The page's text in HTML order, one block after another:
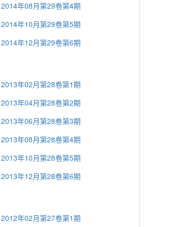
2014年08月第29卷第4期
2014年10月第29卷第5期
2014年12月第29卷第6期
2013年02月第28卷第1期
2013年04月第28卷第2期
2013年06月第28卷第3期
2013年08月第28卷第4期
2013年10月第28卷第5期
2013年12月第28卷第6期
2012年02月第27卷第1期